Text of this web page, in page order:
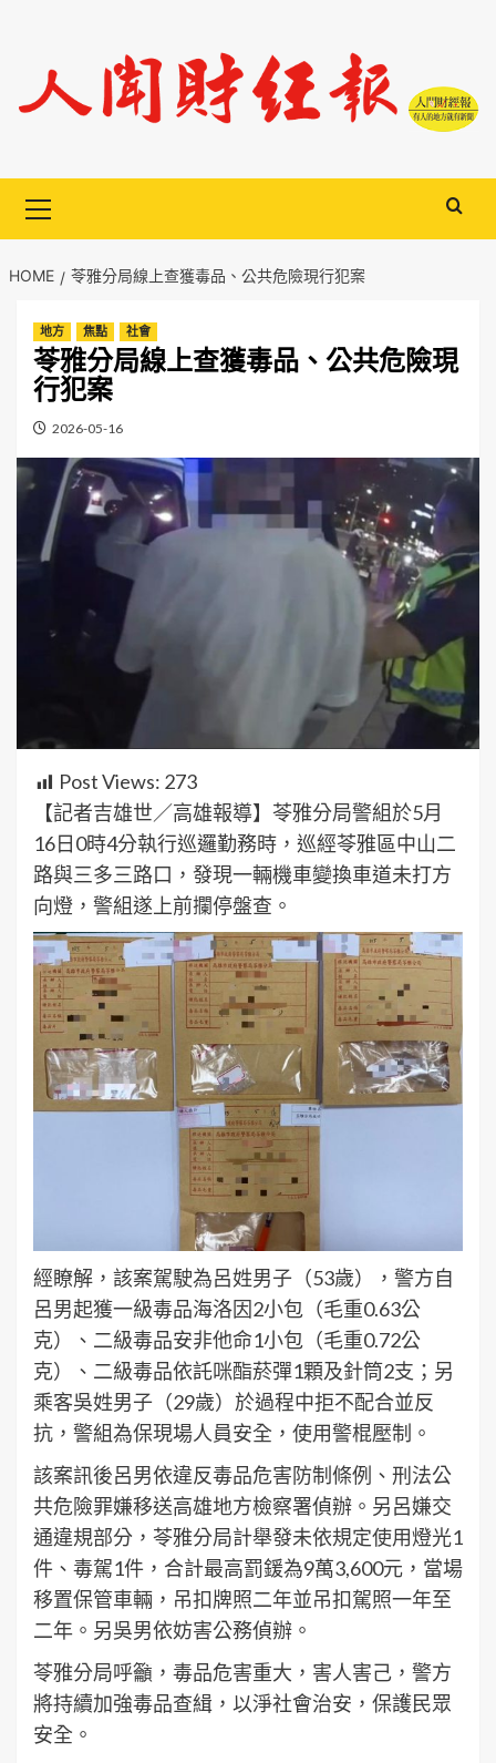
content
Menu
HOME 苓雅分局線上查獲毒品、公共危險現行犯案
地方 焦點 社會
苓雅分局線上查獲毒品、公共危險現
行犯案
2026-05-16
Post Views: 273
【記者吉雄世／高雄報導】苓雅分局警組於5月
16日0時4分執行巡邏勤務時，巡經苓雅區中山二
路與三多三路口，發現一輛機車變換車道未打方
向燈，警組遂上前攔停盤查。
經瞭解，該案駕駛為呂姓男子（53歲），警方自
呂男起獲一級毒品海洛因2小包（毛重0.63公
克）、二級毒品安非他命1小包（毛重0.72公
克）、二級毒品依託咪酯菸彈1顆及針筒2支；另
乘客吳姓男子（29歲）於過程中拒不配合並反
抗，警組為保現場人員安全，使用警棍壓制。
該案訊後呂男依違反毒品危害防制條例、刑法公
共危險罪嫌移送高雄地方檢察署偵辦。另呂嫌交
通違規部分，苓雅分局計舉發未依規定使用燈光1
件、毒駕1件，合計最高罰鍰為9萬3,600元，當場
移置保管車輛，吊扣牌照二年並吊扣駕照一年至
二年。另吳男依妨害公務偵辦。
苓雅分局呼籲，毒品危害重大，害人害己，警方
將持續加強毒品查緝，以淨社會治安，保護民眾
安全。